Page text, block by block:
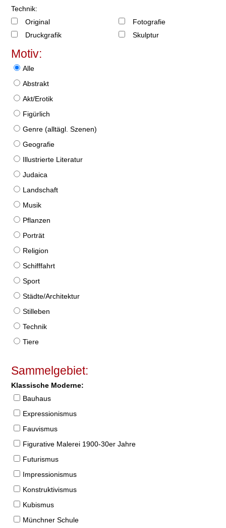
Technik:
Original
Druckgrafik
Fotografie
Skulptur
Motiv:
Alle
Abstrakt
Akt/Erotik
Figürlich
Genre (alltägl. Szenen)
Geografie
Illustrierte Literatur
Judaica
Landschaft
Musik
Pflanzen
Porträt
Religion
Schifffahrt
Sport
Städte/Architektur
Stilleben
Technik
Tiere
Sammelgebiet:
Klassische Moderne:
Bauhaus
Expressionismus
Fauvismus
Figurative Malerei 1900-30er Jahre
Futurismus
Impressionismus
Konstruktivismus
Kubismus
Münchner Schule